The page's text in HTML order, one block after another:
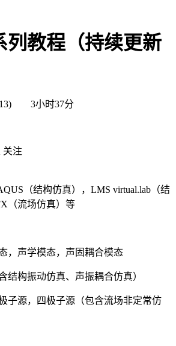
列教程（持续更新
13) 3小时37分
关注
（结构仿真），LMS virtual.lab（结
（流场仿真）等
，声学模态，声固耦合模态
结构振动仿真、声振耦合仿真）
子源，四极子源（包含流场非定常仿